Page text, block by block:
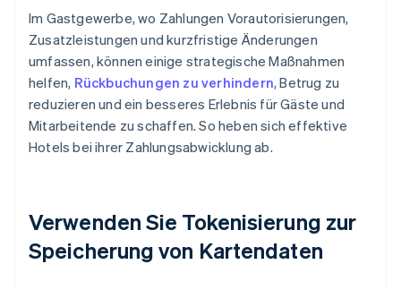
Im Gastgewerbe, wo Zahlungen Vorautorisierungen,
Zusatzleistungen und kurzfristige Änderungen
umfassen, können einige strategische Maßnahmen
helfen, Rückbuchungen zu verhindern, Betrug zu
reduzieren und ein besseres Erlebnis für Gäste und
Mitarbeitende zu schaffen. So heben sich effektive
Hotels bei ihrer Zahlungsabwicklung ab.
Verwenden Sie Tokenisierung zur
Speicherung von Kartendaten